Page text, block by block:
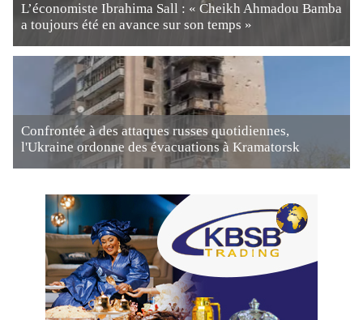
L’économiste Ibrahima Sall : « Cheikh Ahmadou Bamba
a toujours été en avance sur son temps »
Confrontée à des attaques russes quotidiennes,
l'Ukraine ordonne des évacuations à Kramatorsk